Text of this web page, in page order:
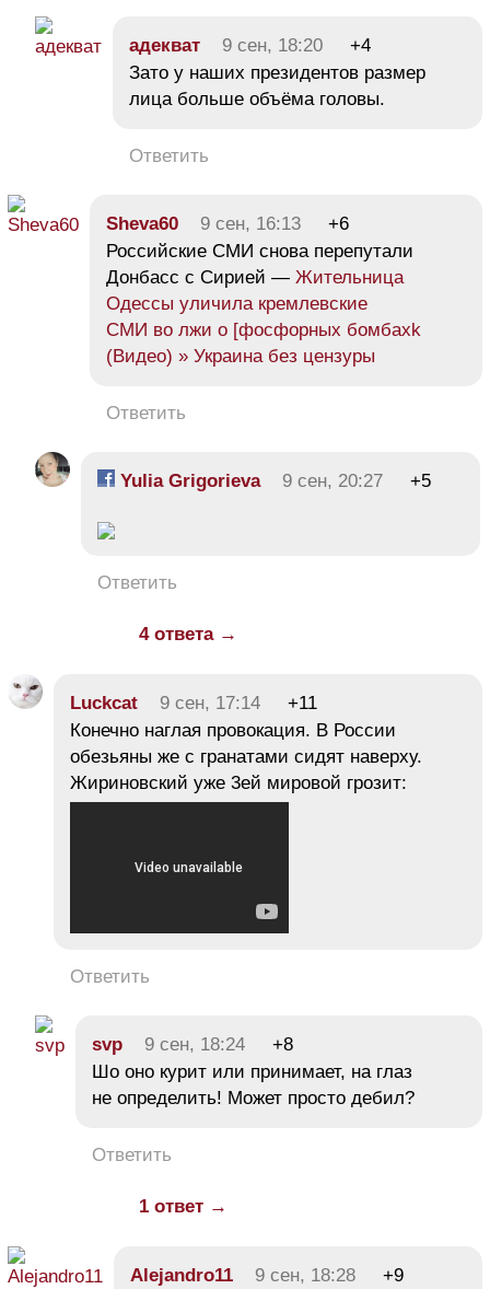
адекват 9 сен, 18:20
+4
Зато у наших президентов размер
лица больше объёма головы.
Ответить
Sheva60 9 сен, 16:13
+6
Российские СМИ снова перепутали
Донбасс с Сирией — Жительница
Одессы уличила кремлевские
СМИ во лжи о [фосфорных бомбахk
(Видео) » Украина без цензуры
Ответить
Yulia Grigorieva 9 сен, 20:27 +5
Ответить
4 ответа →
Luckcat 9 сен, 17:14
+11
Конечно наглая провокация. В России
обезьяны же с гранатами сидят наверху.
Жириновский уже 3ей мировой грозит:
Ответить
svp 9 сен, 18:24
+8
Шо оно курит или принимает, на глаз
не определить! Может просто дебил?
Ответить
1 ответ →
Alejandro11 9 сен, 18:28 +9